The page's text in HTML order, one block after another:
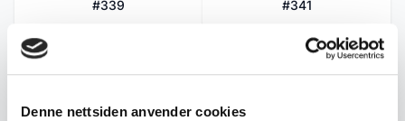
Denne nettsiden anvender cookies
#339 #341
Beskrivelse